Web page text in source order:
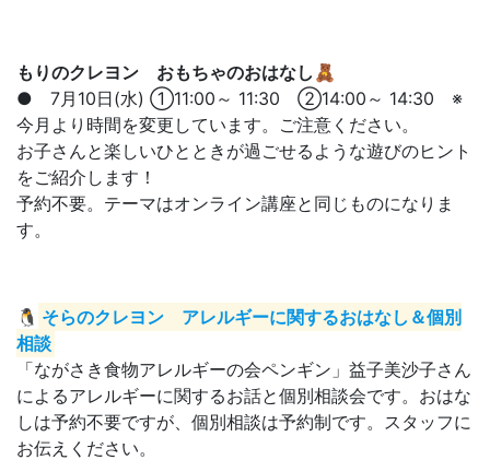
もりのクレヨン おもちゃのおはなし 🧸
● 7月10日(水) ①11:00～ 11:30 ②14:00～ 14:30 ※
今月より時間を変更しています。ご注意ください。
お子さんと楽しいひとときが過ごせるような遊びのヒント
をご紹介します！
予約不要。テーマはオンライン講座と同じものになりま
す。
🐧 そらのクレヨン アレルギーに関するおはなし＆個別
相談
「ながさき食物アレルギーの会ペンギン」益子美沙子さん
によるアレルギーに関するお話と個別相談会です。おはな
しは予約不要ですが、個別相談は予約制です。スタッフに
お伝えください。